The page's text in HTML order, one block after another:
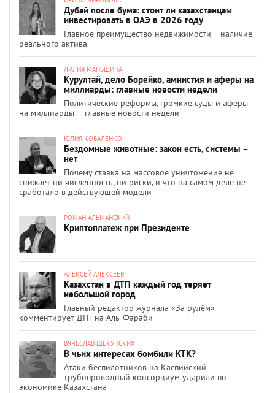
Дубай после бума: стоит ли казахстанцам
инвестировать в ОАЭ в 2026 году
Главное преимущество недвижимости – наличие
реального актива
ЛИЛИЯ МАНЬШИНА
Курултай, дело Борейко, амнистия и аферы на
миллиарды: главные новости недели
Политические реформы, громкие суды и аферы
на миллиарды — главные новости недели
ЮЛИЯ КОВАЛЕНКО
Бездомные животные: закон есть, системы –
нет
Почему ставка на массовое уничтожение не
снижает ни численность, ни риски, и что на самом деле не
сработало в действующей модели
РОМАН АЛЬМАНСКИЙ
Криптоплатеж при Президенте
АЛЕКСЕЙ АЛЕКСЕЕВ
Казахстан в ДТП каждый год теряет
небольшой город
Главный редактор журнала «За рулём»
комментирует ДТП на Аль-Фараби
ВЯЧЕСЛАВ ЩЕКУНСКИХ
В чьих интересах бомбили КТК?
Атаки беспилотников на Каспийский
трубопроводный консорциум ударили по
экономике Казахстана